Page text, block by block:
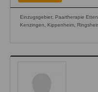
Einzugsgebiet: Paartherapie
Kenzingen, Kippenheim,